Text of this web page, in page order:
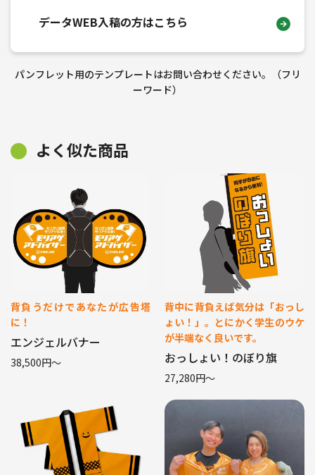
データWEB入稿の方はこちら
パンフレット用のテンプレートはお問い合わせください。（フリ
ーワード）
よく似た商品
背負うだけであなたが広告塔
に！
エンジェルバナー
38,500円〜
背中に背負えば気分は「おっし
ょい！」。とにかく学生のウケ
が半端なく良いです。
おっしょい！のぼり旗
27,280円〜